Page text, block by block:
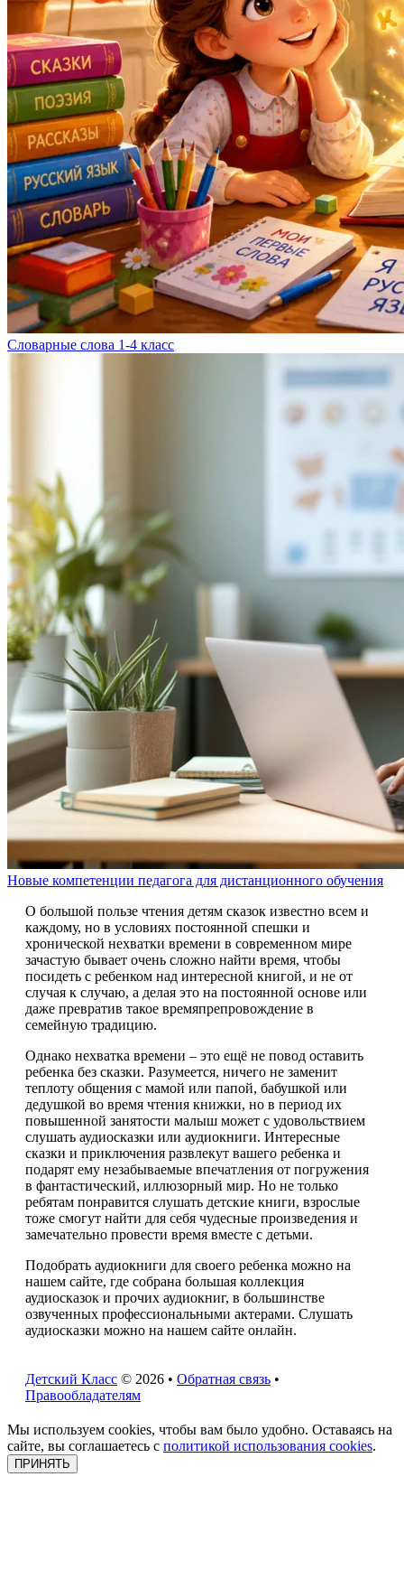
Словарные слова 1-4 класс
Новые компетенции педагога для дистанционного обучения
О большой пользе чтения детям сказок известно всем и
каждому, но в условиях постоянной спешки и
хронической нехватки времени в современном мире
зачастую бывает очень сложно найти время, чтобы
посидеть с ребенком над интересной книгой, и не от
случая к случаю, а делая это на постоянной основе или
даже превратив такое времяпрепровождение в
семейную традицию.
Однако нехватка времени – это ещё не повод оставить
ребенка без сказки. Разумеется, ничего не заменит
теплоту общения с мамой или папой, бабушкой или
дедушкой во время чтения книжки, но в период их
повышенной занятости малыш может с удовольствием
слушать аудиосказки или аудиокниги. Интересные
сказки и приключения развлекут вашего ребенка и
подарят ему незабываемые впечатления от погружения
в фантастический, иллюзорный мир. Но не только
ребятам понравится слушать детские книги, взрослые
тоже смогут найти для себя чудесные произведения и
замечательно провести время вместе с детьми.
Подобрать аудиокниги для своего ребенка можно на
нашем сайте, где собрана большая коллекция
аудиосказок и прочих аудиокниг, в большинстве
озвученных профессиональными актерами. Слушать
аудиосказки можно на нашем сайте онлайн.
Детский Класс © 2026 • Обратная связь •
Правообладателям
Мы используем cookies, чтобы вам было удобно. Оставаясь на
сайте, вы соглашаетесь с политикой использования cookies.
ПРИНЯТЬ